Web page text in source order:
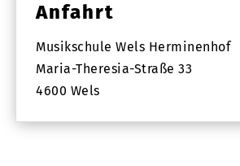
Anfahrt
Musikschule Wels Herminenhof
Maria-Theresia-Straße 33
4600 Wels